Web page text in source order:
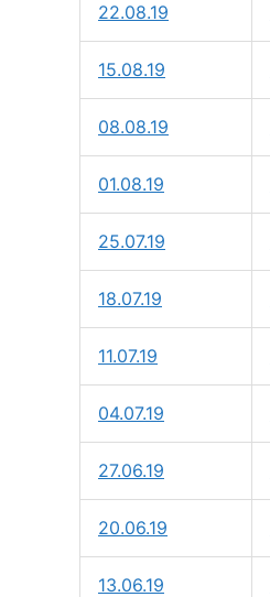
22.08.19
15.08.19
08.08.19
01.08.19
25.07.19
18.07.19
11.07.19
04.07.19
27.06.19
20.06.19
13.06.19